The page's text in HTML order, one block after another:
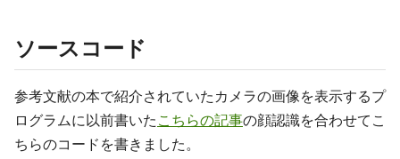
ソースコード
参考文献の本で紹介されていたカメラの画像を表示するプ
ログラムに以前書いた こちらの記事の顔認識を合わせてこ
ちらのコードを書きました。